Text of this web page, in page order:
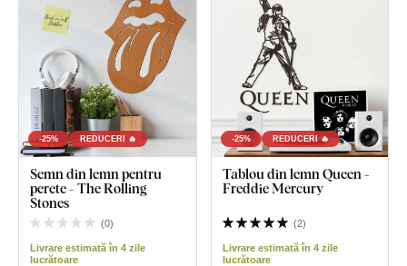
-25% REDUCERI 🔥
Semn din lemn pentru
perete - The Rolling
Stones
(0)
Livrare estimată în 4 zile
lucrătoare
-25% REDUCERI 🔥
Tablou din lemn Queen -
Freddie Mercury
(2)
Livrare estimată în 4 zile
lucrătoare